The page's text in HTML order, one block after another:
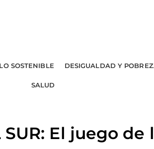
SOSTENIBLE DESIGUALDAD Y
SALUD
SUR: El juego de